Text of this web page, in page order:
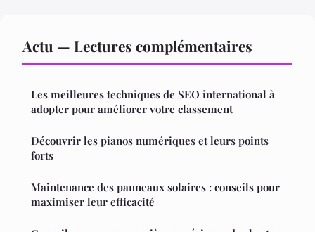
Actu — Lectures complémentaires
Les meilleures techniques de SEO international à
adopter pour améliorer votre classement
Découvrir les pianos numériques et leurs points
forts
Maintenance des panneaux solaires : conseils pour
maximiser leur efficacité